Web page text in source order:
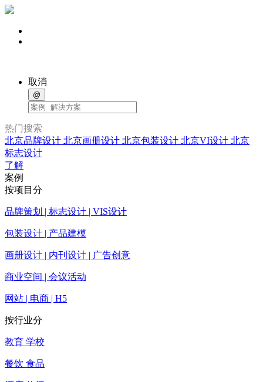
取消
@
热门搜索
北京品牌设计 北京画册设计 北京包装设计 北京VI设计 北京
标志设计
了解
案例
按项目分
品牌策划 | 标志设计 | VIS设计
包装设计 | 产品建模
画册设计 | 内刊设计 | 广告创意
商业空间 | 会议活动
网站 | 电商 | H5
按行业分
教育 学校
餐饮 食品